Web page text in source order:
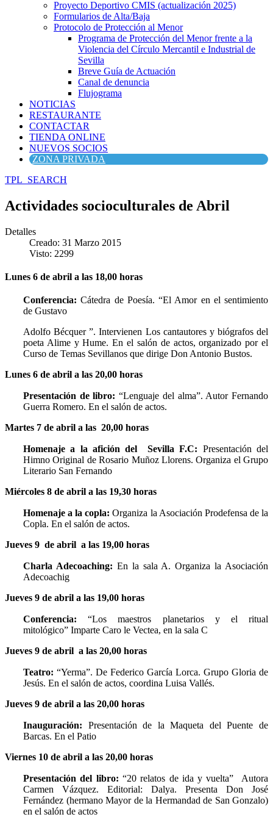
Proyecto Deportivo CMIS (actualización 2025)
Formularios de Alta/Baja
Protocolo de Protección al Menor
Programa de Protección del Menor frente a la
Violencia del Círculo Mercantil e Industrial de
Sevilla
Breve Guía de Actuación
Canal de denuncia
Flujograma
NOTICIAS
RESTAURANTE
CONTACTAR
TIENDA ONLINE
NUEVOS SOCIOS
ZONA PRIVADA
TPL_SEARCH
Actividades socioculturales de Abril
Detalles
Creado: 31 Marzo 2015
Visto: 2299
Lunes 6 de abril a las 18,00 horas
Conferencia: Cátedra de Poesía. “El Amor en el sentimiento
de Gustavo
Adolfo Bécquer ”. Intervienen Los cantautores y biógrafos del
poeta Alime y Hume. En el salón de actos, organizado por el
Curso de Temas Sevillanos que dirige Don Antonio Bustos.
Lunes 6 de abril a las 20,00 horas
Presentación de libro: “Lenguaje del alma”. Autor Fernando
Guerra Romero. En el salón de actos.
Martes 7 de abril a las 20,00 horas
Homenaje a la afición del Sevilla F.C: Presentación del
Himno Original de Rosario Muñoz Llorens. Organiza el Grupo
Literario San Fernando
Miércoles 8 de abril a las 19,30 horas
Homenaje a la copla: Organiza la Asociación Prodefensa de la
Copla. En el salón de actos.
Jueves 9 de abril a las 19,00 horas
Charla Adecoaching: En la sala A. Organiza la Asociación
Adecoachig
Jueves 9 de abril a las 19,00 horas
Conferencia:“Los maestros planetarios y el ritual
mitológico” Imparte Caro le Vectea, en la sala C
Jueves 9 de abril a las 20,00 horas
Teatro: “Yerma”. De Federico García Lorca. Grupo Gloria de
Jesús. En el salón de actos, coordina Luisa Vallés.
Jueves 9 de abril a las 20,00 horas
Inauguración: Presentación de la Maqueta del Puente de
Barcas. En el Patio
Viernes 10 de abril a las 20,00 horas
Presentación del libro: “20 relatos de ida y vuelta” Autora
Carmen Vázquez. Editorial: Dalya. Presenta Don José
Fernández (hermano Mayor de la Hermandad de San Gonzalo)
en el salón de actos